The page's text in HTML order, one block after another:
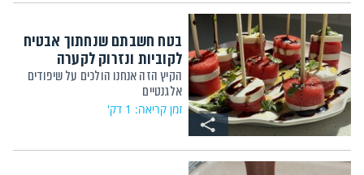
בטח חשבתם שנחתוך אבטיח
לקוביות ונזרוק לקערה
הקיץ הזה אנחנו הולכים על שיפודים
אלגנטיים
זמן קריאה: 1 דק'